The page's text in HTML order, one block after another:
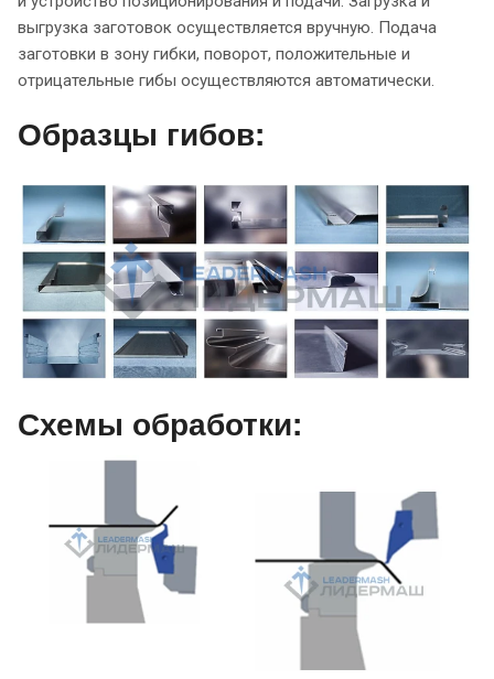
выгрузка заготовок осуществляется вручную. Подача
заготовки в зону гибки, поворот, положительные и
отрицательные гибы осуществляются автоматически.
Образцы гибов:
Схемы обработки: